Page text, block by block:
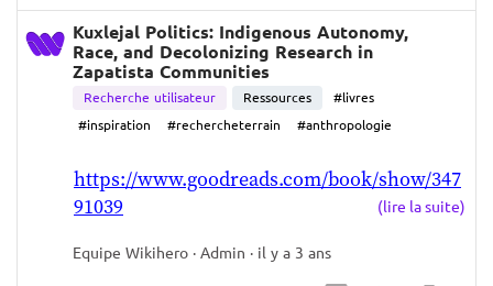
CARRIÈRE AVEC QUI LES ÉCHANGES DE CE
TYPE SONT LES PLUS RICHES ET LES PLUS
IMAGÉS.
IL EST FABULEUX. COMME DISAIT NOTRE AMI
ROMAIN, IL N’AIME PAS QUE LES LETTRES
« TU VOIS LE COUDE, IL EST TROP HAUT ON
DIRAIT QU’IL PENCHE »
, PARCE QU’ ON A DES
ON NE PEUT PAS FAIRE SANS, NOUS SOMMES
Kuxlejal Politics: Indigenous Autonomy,
Race, and Decolonizing Research in
Zapatista Communities
Recherche utilisateur Ressources
#livres
#inspiration
#rechercheterrain #anthropologie
https://www.goodreads.com/book/show/347
91039
(lire la suite)
Equipe Wikihero · Admin · il y a 3 ans